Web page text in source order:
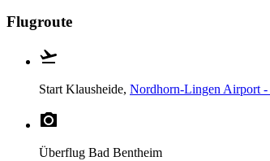
Flugroute
Start Klausheide, Nordhorn-Lingen Airport
Überflug Bad Bentheim